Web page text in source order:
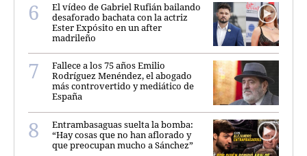
El vídeo de Gabriel Rufián bailando
desaforado bachata con la actriz
Ester Expósito en un after
madrileño
Fallece a los 75 años Emilio
Rodríguez Menéndez, el abogado
más controvertido y mediático de
España
Entrambasaguas suelta la bomba:
“Hay cosas que no han aflorado y
que preocupan mucho a Sánchez”